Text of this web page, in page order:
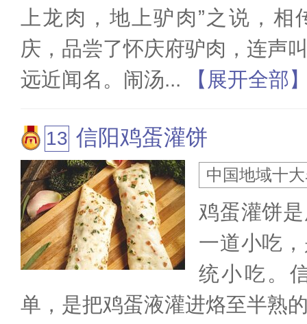
上龙肉，地上驴肉”之说，
庆，品尝了怀庆府驴肉，连声
远近闻名。闹汤... 【展开全部
信阳鸡蛋灌饼
中国地域十
鸡蛋灌饼
一道小吃
统小吃。
单，是把鸡蛋液灌进烙至半熟